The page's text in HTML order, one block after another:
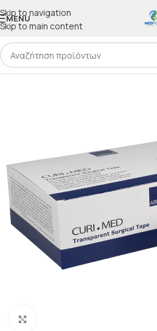
Skip to navigation
Skip to main content
MENU